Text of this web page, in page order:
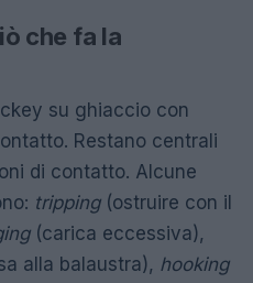
che fa la
su ghiaccio con
Restano centrali
di contatto. Alcune
tripping(ostruire con il
(carica eccessiva),
alla balaustra), hooking